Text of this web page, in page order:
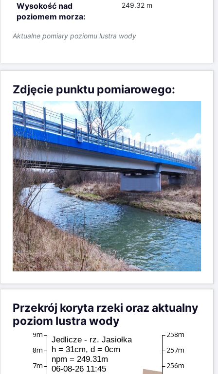
Aktualne pomiary poziomu lustra wody
Wysokość nad
poziomem morza:
249.32 m
Zdjęcie punktu pomiarowego:
Przekrój koryta rzeki oraz aktualny
poziom lustra wody
7m
8m
9m
256m
257m
258m
Jedlicze - rz. Jasiołka
h = 31cm, d = 0cm
npm = 249.31m
06-08-26 11:45